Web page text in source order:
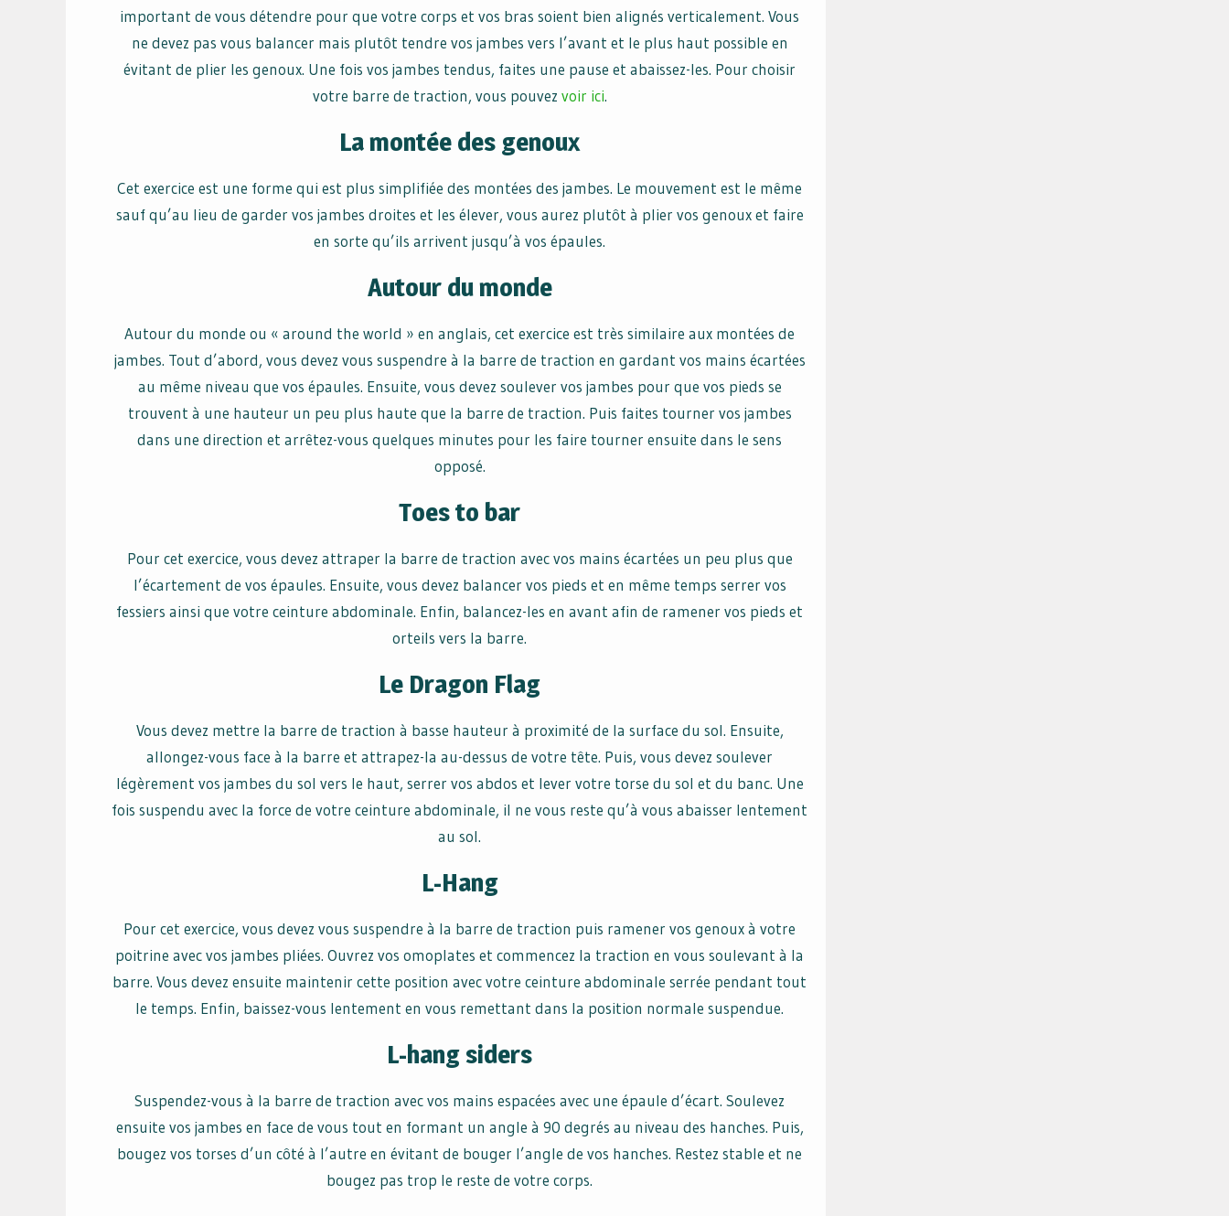
important de vous détendre pour que votre corps et vos bras soient bien alignés verticalement. Vous
ne devez pas vous balancer mais plutôt tendre vos jambes vers l’avant et le plus haut possible en
évitant de plier les genoux. Une fois vos jambes tendus, faites une pause et abaissez-les. Pour choisir
votre barre de traction, vous pouvez voir ici.
La montée des genoux
Cet exercice est une forme qui est plus simplifiée des montées des jambes. Le mouvement est le même
sauf qu’au lieu de garder vos jambes droites et les élever, vous aurez plutôt à plier vos genoux et faire
en sorte qu’ils arrivent jusqu’à vos épaules.
Autour du monde
Autour du monde ou « around the world » en anglais, cet exercice est très similaire aux montées de
jambes. Tout d’abord, vous devez vous suspendre à la barre de traction en gardant vos mains écartées
au même niveau que vos épaules. Ensuite, vous devez soulever vos jambes pour que vos pieds se
trouvent à une hauteur un peu plus haute que la barre de traction. Puis faites tourner vos jambes
dans une direction et arrêtez-vous quelques minutes pour les faire tourner ensuite dans le sens
opposé.
Toes to bar
Pour cet exercice, vous devez attraper la barre de traction avec vos mains écartées un peu plus que
l’écartement de vos épaules. Ensuite, vous devez balancer vos pieds et en même temps serrer vos
fessiers ainsi que votre ceinture abdominale. Enfin, balancez-les en avant afin de ramener vos pieds et
orteils vers la barre.
Le Dragon Flag
Vous devez mettre la barre de traction à basse hauteur à proximité de la surface du sol. Ensuite,
allongez-vous face à la barre et attrapez-la au-dessus de votre tête. Puis, vous devez soulever
légèrement vos jambes du sol vers le haut, serrer vos abdos et lever votre torse du sol et du banc. Une
fois suspendu avec la force de votre ceinture abdominale, il ne vous reste qu’à vous abaisser lentement
au sol.
L-Hang
Pour cet exercice, vous devez vous suspendre à la barre de traction puis ramener vos genoux à votre
poitrine avec vos jambes pliées. Ouvrez vos omoplates et commencez la traction en vous soulevant à la
barre. Vous devez ensuite maintenir cette position avec votre ceinture abdominale serrée pendant tout
le temps. Enfin, baissez-vous lentement en vous remettant dans la position normale suspendue.
L-hang siders
Suspendez-vous à la barre de traction avec vos mains espacées avec une épaule d’écart. Soulevez
ensuite vos jambes en face de vous tout en formant un angle à 90 degrés au niveau des hanches. Puis,
bougez vos torses d’un côté à l’autre en évitant de bouger l’angle de vos hanches. Restez stable et ne
bougez pas trop le reste de votre corps.